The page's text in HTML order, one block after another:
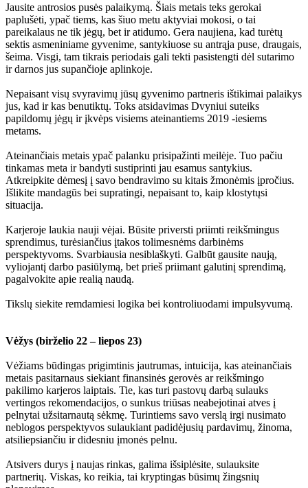
Jausite antrosios pusės palaikymą. Šiais metais teks gerokai
paplušėti, ypač tiems, kas šiuo metu aktyviai mokosi, o tai
pareikalaus ne tik jėgų, bet ir atidumo. Gera naujiena, kad turėtų
sektis asmeniniame gyvenime, santykiuose su antrąja puse, draugais,
šeima. Visgi, tam tikrais periodais gali tekti pasistengti dėl sutarimo
ir darnos jus supančioje aplinkoje.
Nepaisant visų svyravimų jūsų gyvenimo partneris ištikimai palaikys
jus, kad ir kas benutiktų. Toks atsidavimas Dvyniui suteiks
papildomų jėgų ir įkvėps visiems ateinantiems 2019 -iesiems
metams.
Ateinančiais metais ypač palanku prisipažinti meilėje. Tuo pačiu
tinkamas meta ir bandyti sustiprinti jau esamus santykius.
Atkreipkite dėmesį į savo bendravimo su kitais žmonėmis įpročius.
Išlikite mandagūs bei supratingi, nepaisant to, kaip klostytųsi
situacija.
Karjeroje laukia nauji vėjai. Būsite priversti priimti reikšmingus
sprendimus, turėsiančius įtakos tolimesnėms darbinėms
perspektyvoms. Svarbiausia nesiblaškyti. Galbūt gausite naują,
vyliojantį darbo pasiūlymą, bet prieš priimant galutinį sprendimą,
pagalvokite apie realią naudą.
Tikslų siekite remdamiesi logika bei kontroliuodami impulsyvumą.
Vėžys (birželio 22 – liepos 23)
Vėžiams būdingas prigimtinis jautrumas, intuicija, kas ateinančiais
metais pasitarnaus siekiant finansinės gerovės ar reikšmingo
pakilimo karjeros laiptais. Tie, kas turi pastovų darbą sulauks
vertingos rekomendacijos, o sunkus triūsas neabejotinai atves į
pelnytai užsitarnautą sėkmę. Turintiems savo verslą irgi nusimato
neblogos perspektyvos sulaukiant padidėjusių pardavimų, žinoma,
atsiliepsiančiu ir didesniu įmonės pelnu.
Atsivers durys į naujas rinkas, galima išsiplėsite, sulauksite
partnerių. Viskas, ko reikia, tai kryptingas būsimų žingsnių